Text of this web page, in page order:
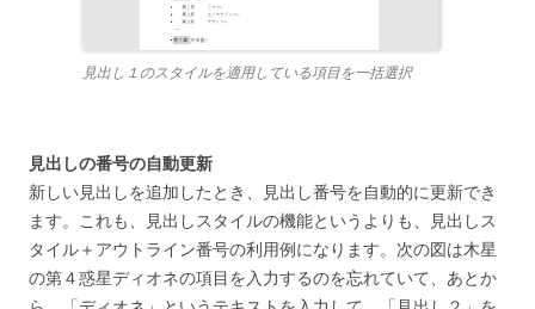
見出し１のスタイルを適用している項目を一括選択
見出しの番号の自動更新
新しい見出しを追加したとき、見出し番号を自動的に更新でき
ます。これも、見出しスタイルの機能というよりも、見出しス
タイル＋アウトライン番号の利用例になります。次の図は木星
の第４惑星ディオネの項目を入力するのを忘れていて、あとか